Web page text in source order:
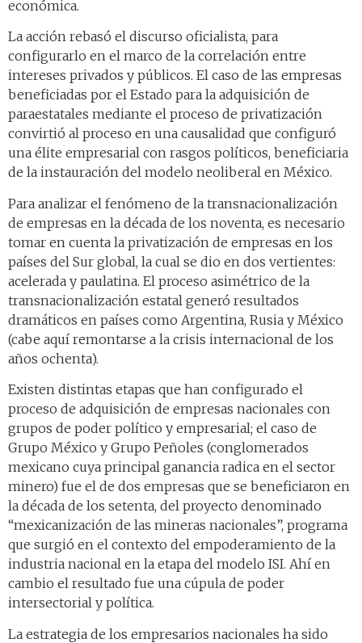
económica.
La acción rebasó el discurso oficialista, para
configurarlo en el marco de la correlación entre
intereses privados y públicos. El caso de las empresas
beneficiadas por el Estado para la adquisición de
paraestatales mediante el proceso de privatización
convirtió al proceso en una causalidad que configuró
una élite empresarial con rasgos políticos, beneficiaria
de la instauración del modelo neoliberal en México.
Para analizar el fenómeno de la transnacionalización
de empresas en la década de los noventa, es necesario
tomar en cuenta la privatización de empresas en los
países del Sur global, la cual se dio en dos vertientes:
acelerada y paulatina. El proceso asimétrico de la
transnacionalización estatal generó resultados
dramáticos en países como Argentina, Rusia y México
(cabe aquí remontarse a la crisis internacional de los
años ochenta).
Existen distintas etapas que han configurado el
proceso de adquisición de empresas nacionales con
grupos de poder político y empresarial; el caso de
Grupo México y Grupo Peñoles (conglomerados
mexicano cuya principal ganancia radica en el sector
minero) fue el de dos empresas que se beneficiaron en
la década de los setenta, del proyecto denominado
“mexicanización de las mineras nacionales”, programa
que surgió en el contexto del empoderamiento de la
industria nacional en la etapa del modelo ISI. Ahí en
cambio el resultado fue una cúpula de poder
intersectorial y política.
La estrategia de los empresarios nacionales ha sido